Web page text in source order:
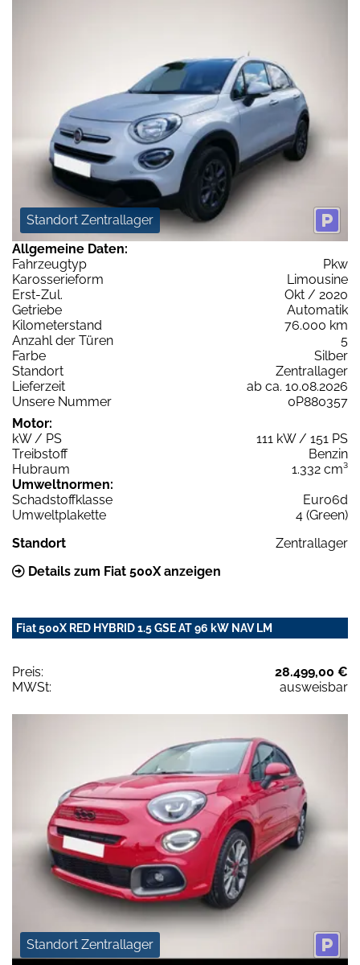
Standort Zentrallager
Allgemeine Daten:
Fahrzeugtyp
Pkw
Karosserieform
Limousine
Erst-Zul.
Okt / 2020
Getriebe
Automatik
Kilometerstand
76.000 km
Anzahl der Türen
5
Farbe
Silber
Standort
Zentrallager
Lieferzeit
ab ca. 10.08.2026
Unsere Nummer
0P880357
Motor:
kW / PS
111 kW / 151 PS
Treibstoff
Benzin
Hubraum
1.332 cm³
Umweltnormen:
Schadstoffklasse
Euro6d
Umweltplakette
4 (Green)
Standort
Zentrallager
Details zum Fiat 500X anzeigen
Fiat 500X RED HYBRID 1.5 GSE AT 96 kW NAV LM
Preis:
28.499,00 €
MWSt:
ausweisbar
Standort Zentrallager